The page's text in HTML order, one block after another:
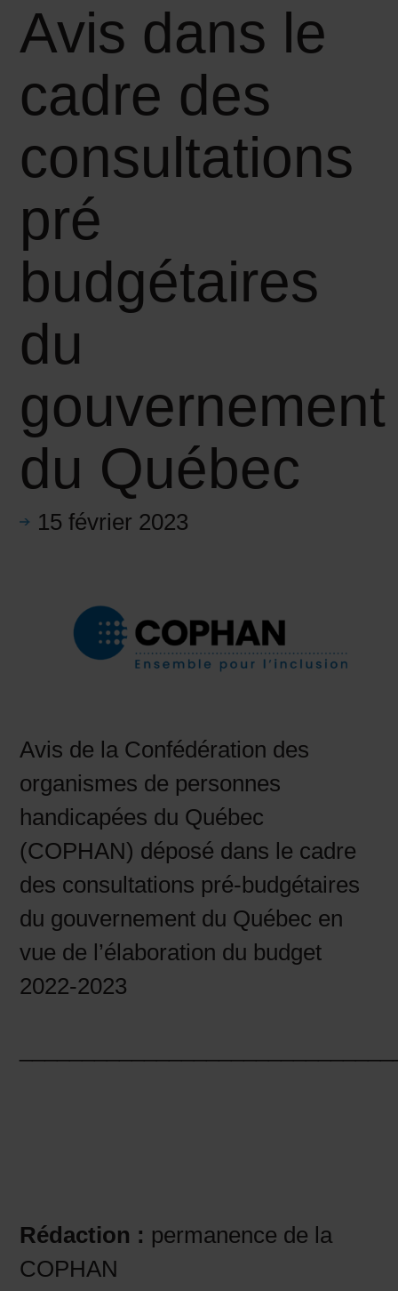
Avis dans le
cadre des
consultations
pré
budgétaires
du
gouvernement
du Québec
15 février 2023
Avis de la Confédération des
organismes de personnes
handicapées du Québec
(COPHAN) déposé dans le cadre
des consultations pré-budgétaires
du gouvernement du Québec en
vue de l’élaboration du budget
2022-2023
Rédaction : permanence de la
COPHAN